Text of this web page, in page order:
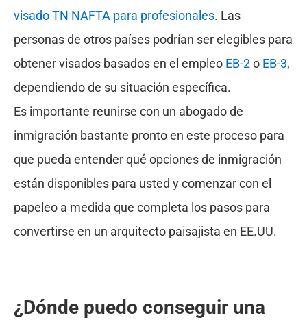
visado TN NAFTA para profesionales. Las
personas de otros países podrían ser elegibles para
obtener visados basados en el empleo EB-2o EB-3,
dependiendo de su situación específica.
Es importante reunirse con un abogado de
inmigración bastante pronto en este proceso para
que pueda entender qué opciones de inmigración
están disponibles para usted y comenzar con el
papeleo a medida que completa los pasos para
convertirse en un arquitecto paisajista en EE.UU.
¿Dónde puedo conseguir una